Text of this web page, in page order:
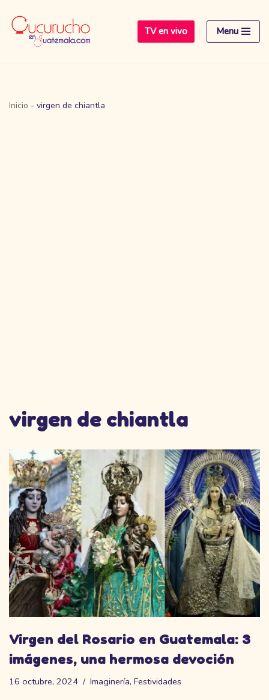
Saltar
TV en vivo Menu
Inicio - virgen de chiantla
virgen de chiantla
Virgen del Rosario en Guatemala: 3
imágenes, una hermosa devoción
16 octubre, 2024 Imaginería, Festividades